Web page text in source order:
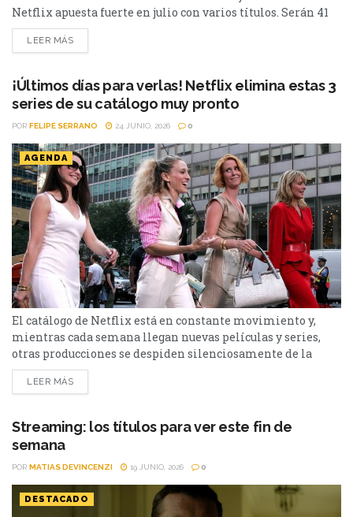
Netflix apuesta fuerte en julio con varios títulos. Serán 41
en total, entre los que se destacan: La casa de la pradera,
Heartstopper Forever y Enola Holmes 3. La lista completa,
LEER MÁS
¡Últimos días para verlas! Netflix elimina estas 3
series de su catálogo muy pronto
POR FELIPE SERRANO 24 JUNIO, 2026 0
AGENDA
El catálogo de Netflix está en constante movimiento y,
mientras cada semana llegan nuevas películas y series,
otras producciones se despiden silenciosamente de la
plataforma. Esta vez, tres títulos muy diferentes entre sí
abandonarán el servicio en los próximos días: El bosque,
pendientes o pensabas volver a verlas,...
LEER MÁS
Streaming: los títulos para ver este fin de
semana
POR MATIAS DEVINCENZI 19 JUNIO, 2026 0
DESTACADO